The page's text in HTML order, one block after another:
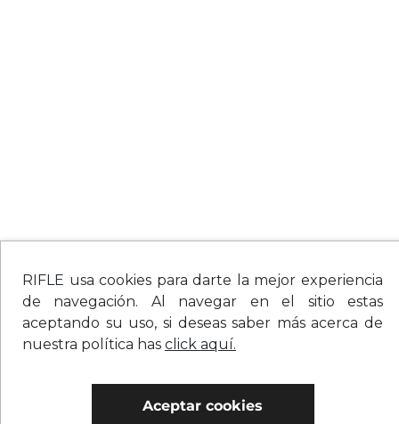
RIFLE usa cookies para darte la mejor experiencia
de navegación. Al navegar en el sitio estas
aceptando su uso, si deseas saber más acerca de
nuestra política has click aquí.
Aceptar cookies